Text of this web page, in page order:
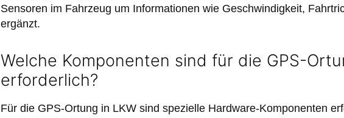
Sensoren im Fahrzeug um Informationen wie Geschwindigkeit,
ergänzt.
Welche Komponenten sind für die GPS-
erforderlich?
Für die GPS-Ortung in LKW sind spezielle Hardware-Komponenten